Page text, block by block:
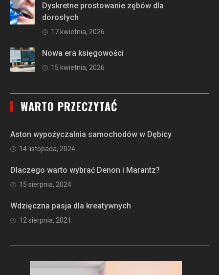
Dyskretne prostowanie zębów dla
dorosłych
17 kwietnia, 2026
Nowa era księgowości
15 kwietnia, 2026
WARTO PRZECZYTAĆ
Aston wypożyczalnia samochodów w Dębicy
14 listopada, 2024
Dlaczego warto wybrać Denon i Marantz?
15 sierpnia, 2024
Wdzięczna pasja dla kreatywnych
12 sierpnia, 2021